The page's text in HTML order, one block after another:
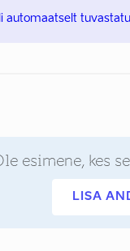
automaatselt
esimene, kes
LISA